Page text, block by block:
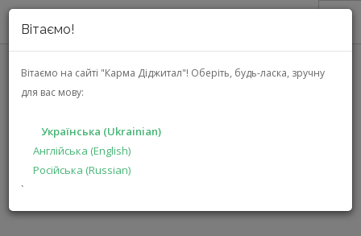
Вітаємо!
Вітаємо на сайті "Карма Діджитал"! Оберіть, будь-ласка, зручну
для вас мову:
Українська (Ukrainian)
Англійська (English)
Російська (Russian)
`
ПРО НАС
АКЦІЇ
РІШЕННЯ
ВИРОБНИКАМ
F 400 (2M RED) - BLACK)
ГОЛОВНА КАТАЛОГ